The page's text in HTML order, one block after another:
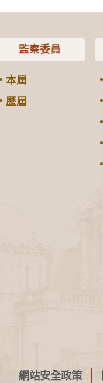
監察委員
本屆
歷屆
網站安全政策